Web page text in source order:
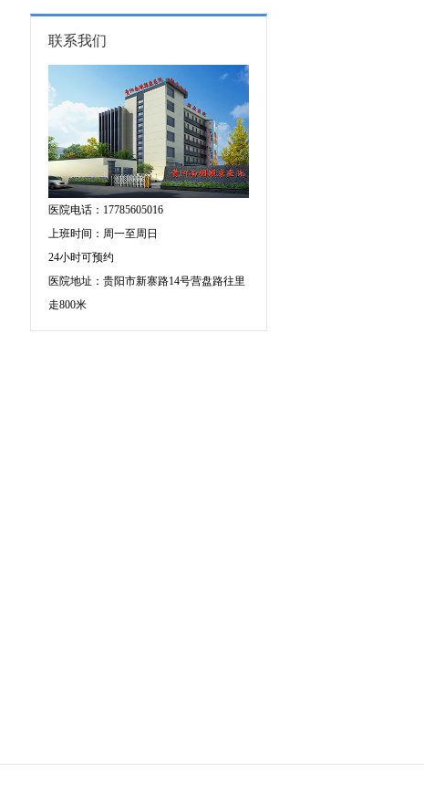
联系我们
医院电话：17785605016
上班时间：周一至周日
24小时可预约
医院地址：贵阳市新寨路14号营盘路往里
走800米